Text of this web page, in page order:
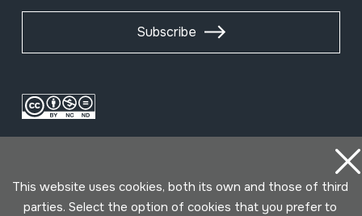
Subscribe
This website uses cookies, both its own and those of third
parties. Select the option of cookies that you prefer to